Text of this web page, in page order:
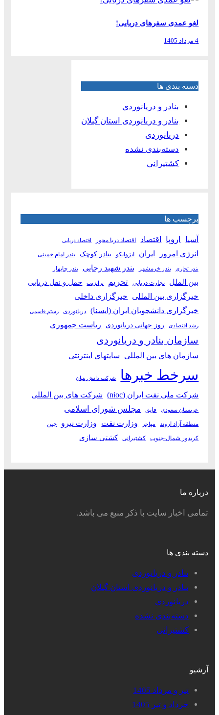
لغو عمدی سفرهای دریایی!
4 مرداد 1405
دسته بندی ها
بنادر و دریانوردی
بنادر و دریانوردی استان گیلان
دریانوردی
دسته‌بندی نشده
کشتیرانی
برچسب ها
آسیا اروپا اقتصاد اقتصاد دریا محور اقتصاد دریایی
انرژی امروز ایران ایزوایکو بنادر کوچک بندر امام خمینی
بندر تجاری بندر خرمشهر بندر شهید رجایی بندر چابهار
بین الملل تجارت دریایی تحریم ترانزیت حمل و نقل دریایی
خبرگزاری بین المللی خبرگزاری داخلی
خبرگزاری دانشجویان ایران (ایسنا)
دریانوردی رستم قاسمی
رشد اقتصادی روز جهانی دریانوردی ریاست جمهوری
سازمان بنادر و دریانوردی
سازمان های بین المللی سایتهای اینترنتی
سرخط خبرها شرکت دانش بنیان
شرکت ملی نفت ایران (nioc) شرکت های بین المللی
عربستان سعودی قایق مجلس شورای اسلامی
منطقه آزاد اروند مهاجر وزارت نفت وزارت نیرو چین
کریدور شمال-جنوب کشتیرانی کشتی سازی
درباره ما
تمامی اخبار سایت با ذکر منبع می باشد.
دسته بندی ها
بنادر و دریانوردی
بنادر و دریانوردی استان گیلان
دریانوردی
دسته‌بندی نشده
کشتیرانی
آرشیو
تیر و مرداد 1405
خرداد و تیر 1405